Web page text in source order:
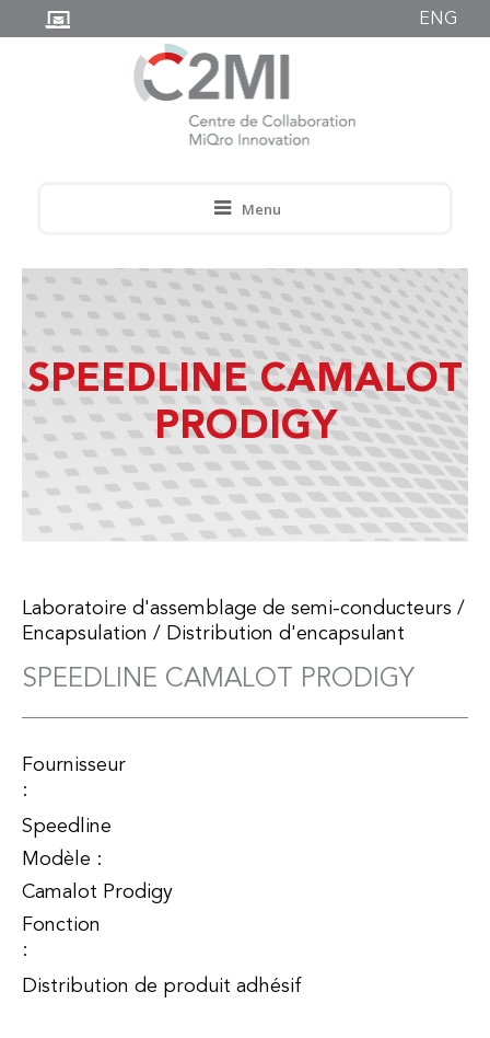
ENG
Menu
SPEEDLINE CAMALOT
PRODIGY
Laboratoire d'assemblage de semi-conducteurs /
Encapsulation / Distribution d'encapsulant
SPEEDLINE CAMALOT PRODIGY
Fournisseur
:
Speedline
Modèle :
Camalot Prodigy
Fonction
:
Distribution de produit adhésif